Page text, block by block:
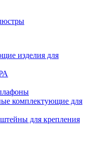
изделия для
комплектующие для
для крепления